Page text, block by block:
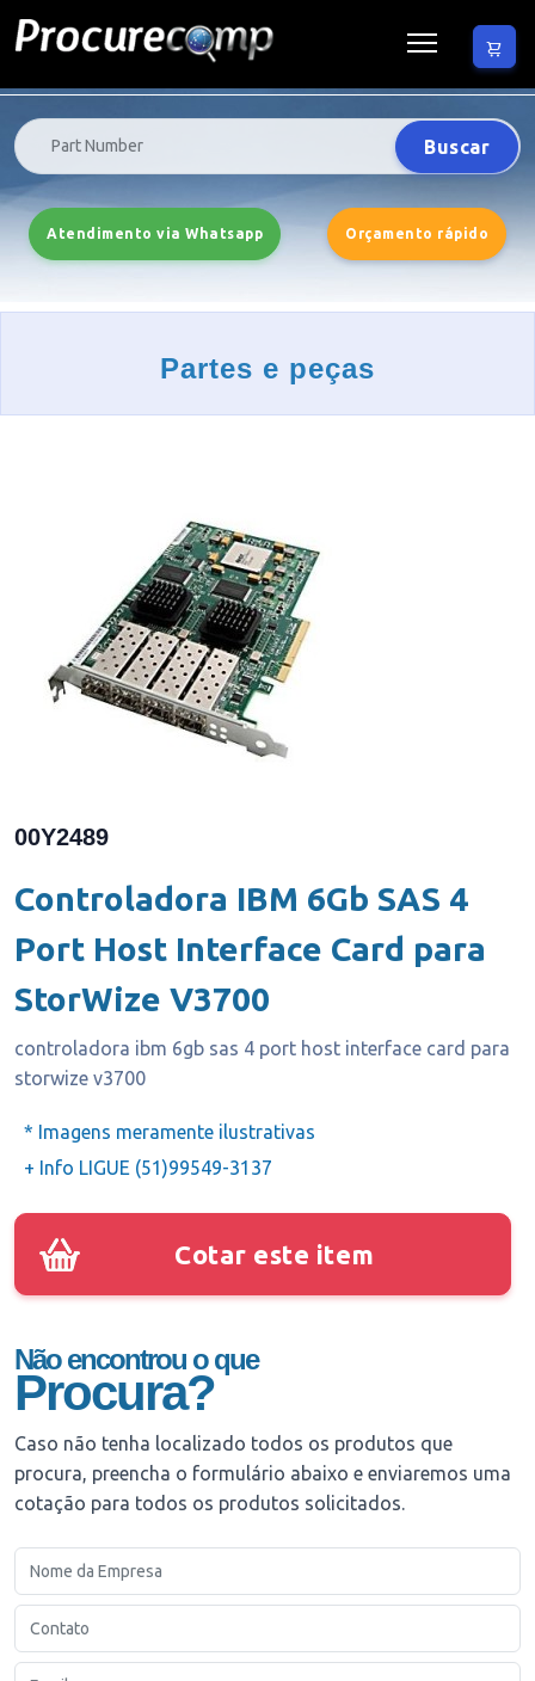
Buscar
Atendimento via Whatsapp Orçamento rápido
Partes e peças
00Y2489
Controladora IBM 6Gb SAS 4
Port Host Interface Card para
StorWize V3700
controladora ibm 6gb sas 4 port host interface card para
storwize v3700
* Imagens meramente ilustrativas
+ Info LIGUE (51)99549-3137
Cotar este item
Não encontrou o que
Procura?
Caso não tenha localizado todos os produtos que
procura, preencha o formulário abaixo e enviaremos uma
cotação para todos os produtos solicitados.